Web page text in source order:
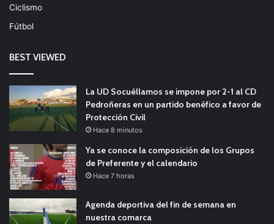
Ciclismo
Fútbol
BEST VIEWED
La UD Socuéllamos se impone por 2-1 al CD
Pedroñeras en un partido benéfico a favor de
Protección Civil
Hace 8 minutos
Ya se conoce la composición de los Grupos
de Preferente y el calendario
Hace 7 horas
Agenda deportiva del fin de semana en
nuestra comarca